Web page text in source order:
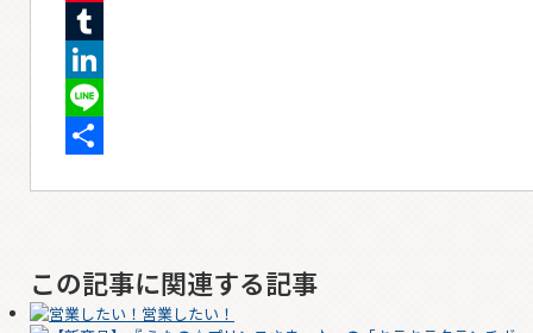
Pinterest
Tumblr
LinkedIn
Line
有
この記事に関連する記事
営業したい！